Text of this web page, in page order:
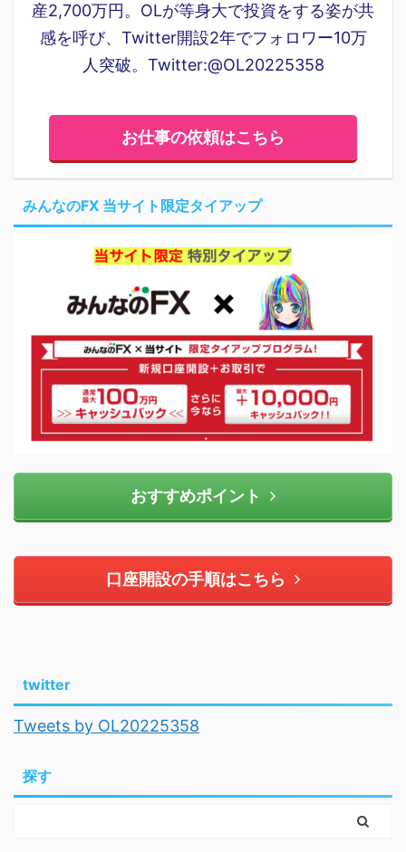
産2,700万円。OLが等身大で投資をする姿が共
感を呼び、Twitter開設2年でフォロワー10万
人突破。Twitter:@OL20225358
お仕事の依頼はこちら
みんなのFX 当サイト限定タイアップ
おすすめポイント
口座開設の手順はこちら
twitter
Tweets by OL20225358
探す